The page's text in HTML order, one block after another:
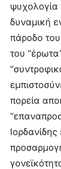
ψυχολογία
δυναμική
πάροδο
του
πορεία
Ιορδανίδης